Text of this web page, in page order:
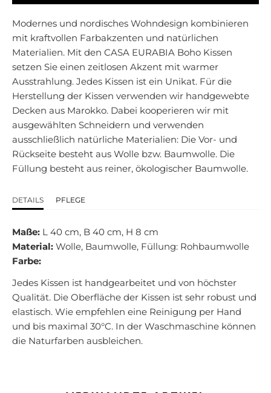
Modernes und nordisches Wohndesign kombinieren
mit kraftvollen Farbakzenten und natürlichen
Materialien. Mit den CASA EURABIA Boho Kissen
setzen Sie einen zeitlosen Akzent mit warmer
Ausstrahlung. Jedes Kissen ist ein Unikat. Für die
Herstellung der Kissen verwenden wir handgewebte
Decken aus Marokko. Dabei kooperieren wir mit
ausgewählten Schneidern und verwenden
ausschließlich natürliche Materialien: Die Vor- und
Rückseite besteht aus Wolle bzw. Baumwolle. Die
Füllung besteht aus reiner, ökologischer Baumwolle.
DETAILS PFLEGE
Maße: L 40 cm, B 40 cm, H 8 cm
Material: Wolle, Baumwolle, Füllung: Rohbaumwolle
Farbe:
Jedes Kissen ist handgearbeitet und von höchster
Qualität. Die Oberfläche der Kissen ist sehr robust und
elastisch. Wie empfehlen eine Reinigung per Hand
und bis maximal 30°C. In der Waschmaschine können
die Naturfarben ausbleichen.